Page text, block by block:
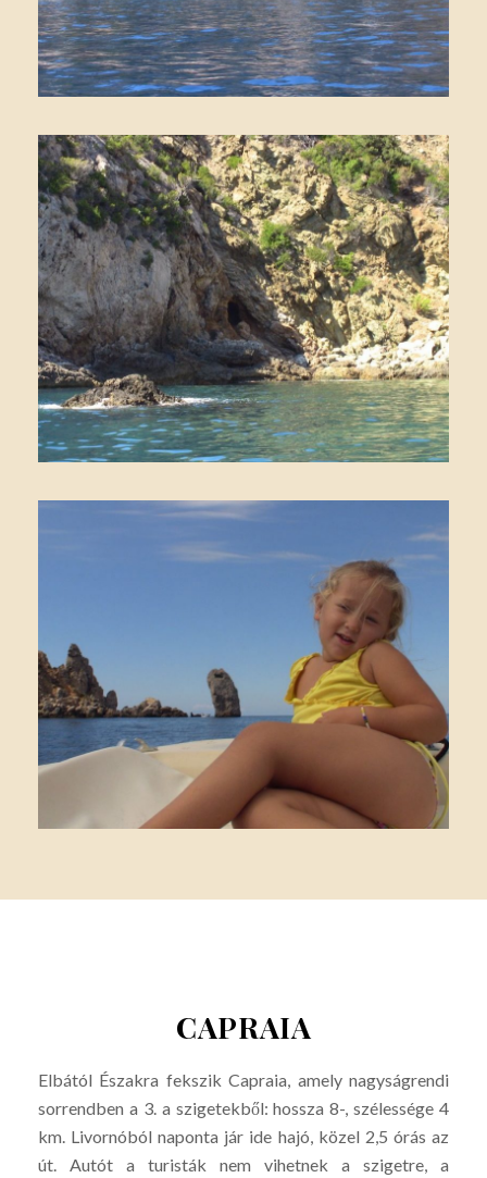
CAPRAIA
Elbától Északra fekszik Capraia, amely nagyságrendi
sorrendben a 3. a szigetekből: hossza 8-, szélessége 4
km. Livornóból naponta jár ide hajó, közel 2,5 órás az
út. Autót a turisták nem vihetnek a szigetre, a